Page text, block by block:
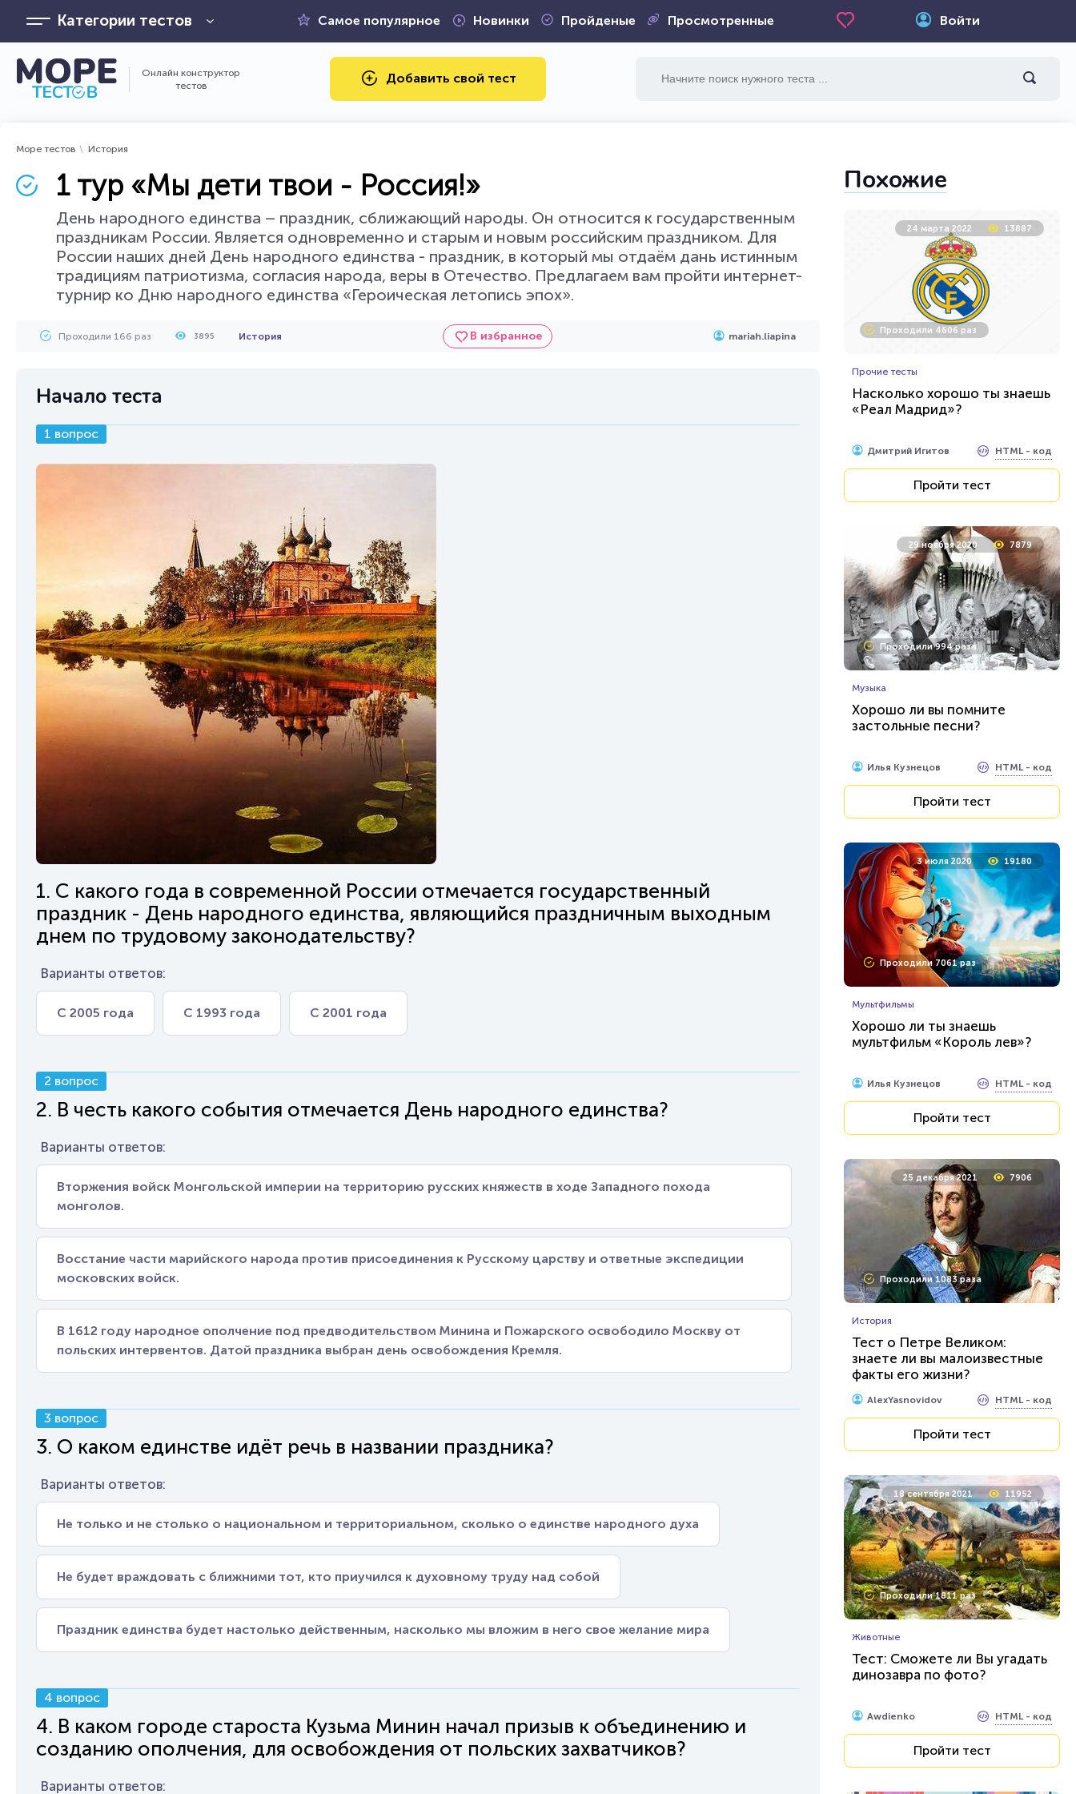
Категории тестов Самое популярное Новинки Пройденые Просмотренные Войти
Онлайн конструктор
тестов
Добавить свой тест
Море тестов История
1 тур «Мы дети твои - Россия!»
День народного единства – праздник, сближающий народы. Он относится к государственным
праздникам России. Является одновременно и старым и новым российским праздником. Для
России наших дней День народного единства - праздник, в который мы отдаём дань истинным
традициям патриотизма, согласия народа, веры в Отечество. Предлагаем вам пройти интернет-
турнир ко Дню народного единства «Героическая летопись эпох».
Проходили 166 раз 3895 История В избранное mariah.liapina
Начало теста
1 вопрос
1. С какого года в современной России отмечается государственный
праздник - День народного единства, являющийся праздничным выходным
днем по трудовому законодательству?
Варианты ответов:
С 2005 года С 1993 года С 2001 года
2 вопрос
2. В честь какого события отмечается День народного единства?
Варианты ответов:
Вторжения войск Монгольской империи на территорию русских княжеств в ходе Западного похода
монголов.
Восстание части марийского народа против присоединения к Русскому царству и ответные экспедиции
московских войск.
В 1612 году народное ополчение под предводительством Минина и Пожарского освободило Москву от
польских интервентов. Датой праздника выбран день освобождения Кремля.
3 вопрос
3. О каком единстве идёт речь в названии праздника?
Варианты ответов:
Не только и не столько о национальном и территориальном, сколько о единстве народного духа
Не будет враждовать с ближними тот, кто приучился к духовному труду над собой
Праздник единства будет настолько действенным, насколько мы вложим в него свое желание мира
4 вопрос
4. В каком городе староста Кузьма Минин начал призыв к объединению и
созданию ополчения, для освобождения от польских захватчиков?
Варианты ответов:
Похожие
24 марта 2022 13887
Проходили 4606 раз
Прочие тесты
Насколько хорошо ты знаешь
«Реал Мадрид»?
Дмитрий Игитов HTML - код
Пройти тест
29 ноября 2020 7879
Проходили 994 раза
Музыка
Хорошо ли вы помните
застольные песни?
Илья Кузнецов HTML - код
Пройти тест
3 июля 2020 19180
Проходили 7061 раз
Мультфильмы
Хорошо ли ты знаешь
мультфильм «Король лев»?
Илья Кузнецов HTML - код
Пройти тест
25 декабря 2021 7906
Проходили 1083 раза
История
Тест о Петре Великом:
знаете ли вы малоизвестные
факты его жизни?
AlexYasnovidov HTML - код
Пройти тест
18 сентября 2021 11952
Проходили 1811 раз
Животные
Тест: Сможете ли Вы угадать
динозавра по фото?
Awdienko HTML - код
Пройти тест